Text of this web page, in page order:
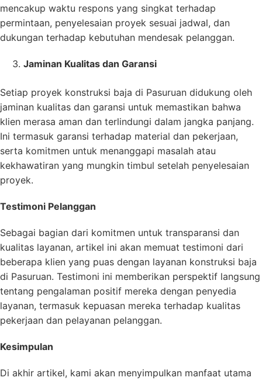
mencakup waktu respons yang singkat terhadap
permintaan, penyelesaian proyek sesuai jadwal, dan
dukungan terhadap kebutuhan mendesak pelanggan.
Jaminan Kualitas dan Garansi
Setiap proyek konstruksi baja di Pasuruan didukung oleh
jaminan kualitas dan garansi untuk memastikan bahwa
klien merasa aman dan terlindungi dalam jangka panjang.
Ini termasuk garansi terhadap material dan pekerjaan,
serta komitmen untuk menanggapi masalah atau
kekhawatiran yang mungkin timbul setelah penyelesaian
proyek.
Testimoni Pelanggan
Sebagai bagian dari komitmen untuk transparansi dan
kualitas layanan, artikel ini akan memuat testimoni dari
beberapa klien yang puas dengan layanan konstruksi baja
di Pasuruan. Testimoni ini memberikan perspektif langsung
tentang pengalaman positif mereka dengan penyedia
layanan, termasuk kepuasan mereka terhadap kualitas
pekerjaan dan pelayanan pelanggan.
Kesimpulan
Di akhir artikel, kami akan menyimpulkan manfaat utama